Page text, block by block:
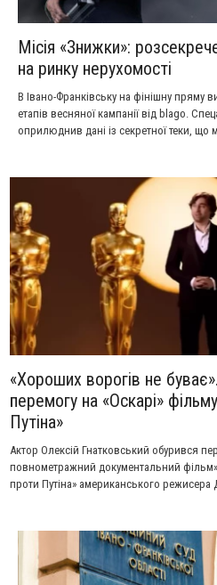
Місія «Знижки»:
на ринку нерухомості
​В Івано-Франківську на фінішну пряму
етапів весняної кампанії від blago.
оприлюднив дані із секретної теки, що
«Хороших ворогів не
перемогу на «Оскарі»
Путіна»
Актор Олексій Гнатковський обурився
повнометражний документальний фільм»,
проти Путіна» американського режисера